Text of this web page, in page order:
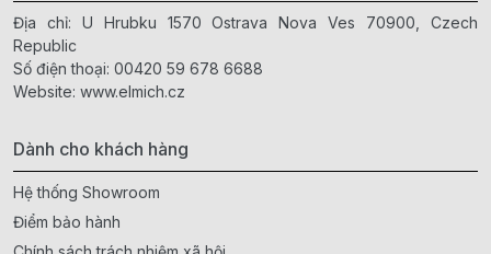
Địa chỉ: U Hrubku 1570 Ostrava Nova Ves 70900, Czech
Republic
Số điện thoại: 00420 59 678 6688
Website: www.elmich.cz
Dành cho khách hàng
Hệ thống Showroom
Điểm bảo hành